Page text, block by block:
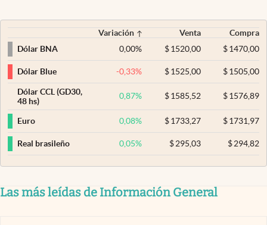
Variación Venta
Compra
Dólar BNA
0,00% $ 1520,00 $1470,00
Dólar Blue -0,33% $ 1525,00 $1505,00
Dólar CCL (GD30,
48 hs)
0,87% $ 1585,52 $1576,89
Euro 0,08% $ 1733,27 $1731,97
Real brasileño 0,05% $ 295,03 $294,82
Las más leídas de Información General